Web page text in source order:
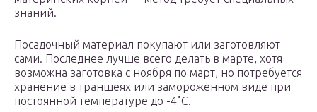
знаний.
Посадочный материал покупают или заготовляют
сами. Последнее лучше всего делать в марте, хотя
возможна заготовка с ноября по март, но потребуется
хранение в траншеях или замороженном виде при
постоянной температуре до -4˚C.